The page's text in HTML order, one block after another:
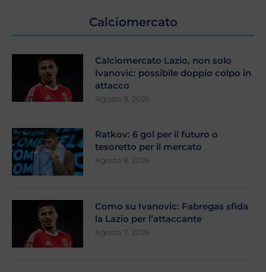
Calciomercato
Calciomercato Lazio, non solo
Ivanovic: possibile doppio colpo in
attacco
Agosto 8, 2026
Ratkov: 6 gol per il futuro o
tesoretto per il mercato
Agosto 8, 2026
Como su Ivanovic: Fabregas sfida
la Lazio per l’attaccante
Agosto 7, 2026